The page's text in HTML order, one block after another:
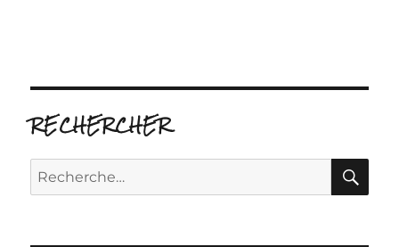
RECHERCHER
Recherche
pour :